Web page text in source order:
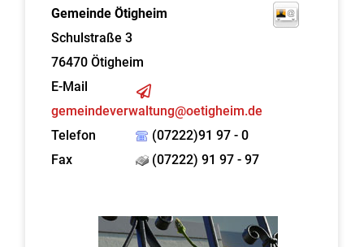
Gemeinde Ötigheim
Schulstraße 3
76470 Ötigheim
E-Mail
gemeindeverwaltung@oetigheim.de
Telefon
(07222)91 97 - 0
Fax
(07222) 91 97 - 97